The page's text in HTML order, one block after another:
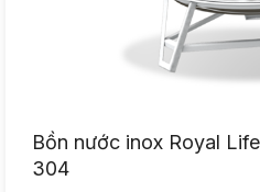
Bồn nước inox Royal
304